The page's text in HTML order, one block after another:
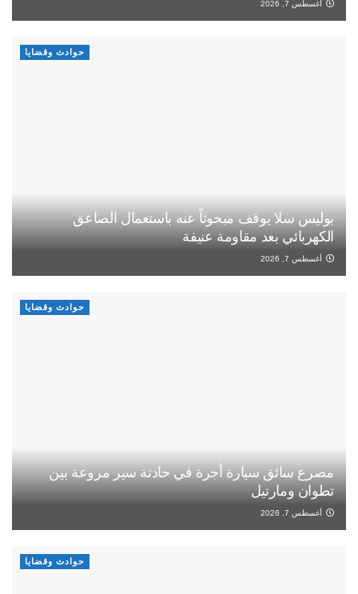
أغسطس 7, 2026
حوادث وقضايا
بوليس سلا يوقف مبحوثاً عنه باستعمال الصاعق
الكهربائي بعد مقاومة عنيفة
أغسطس 7, 2026
حوادث وقضايا
مصرع سائق سيارة أجرة في حادثة سير مروعة بين
تطوان ومارتيل
أغسطس 7, 2026
حوادث وقضايا